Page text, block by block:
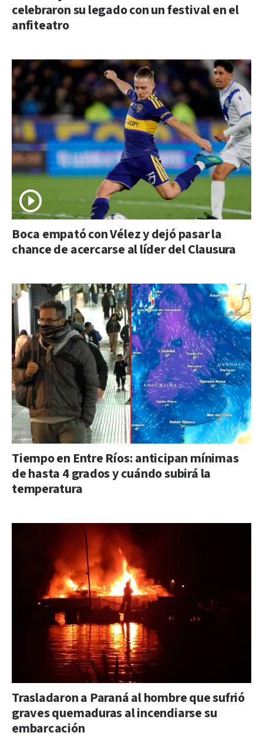
celebraron su legado con un festival en el
anfiteatro
Boca empató con Vélez y dejó pasar la
chance de acercarse al líder del Clausura
Tiempo en Entre Ríos: anticipan mínimas
de hasta 4 grados y cuándo subirá la
temperatura
Trasladaron a Paraná al hombre que sufrió
graves quemaduras al incendiarse su
embarcación